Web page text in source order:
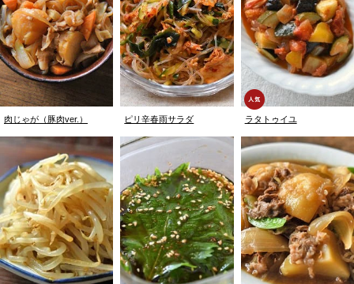
肉じゃが（豚肉ver.） ピリ辛春雨サラダ ラタトゥイユ